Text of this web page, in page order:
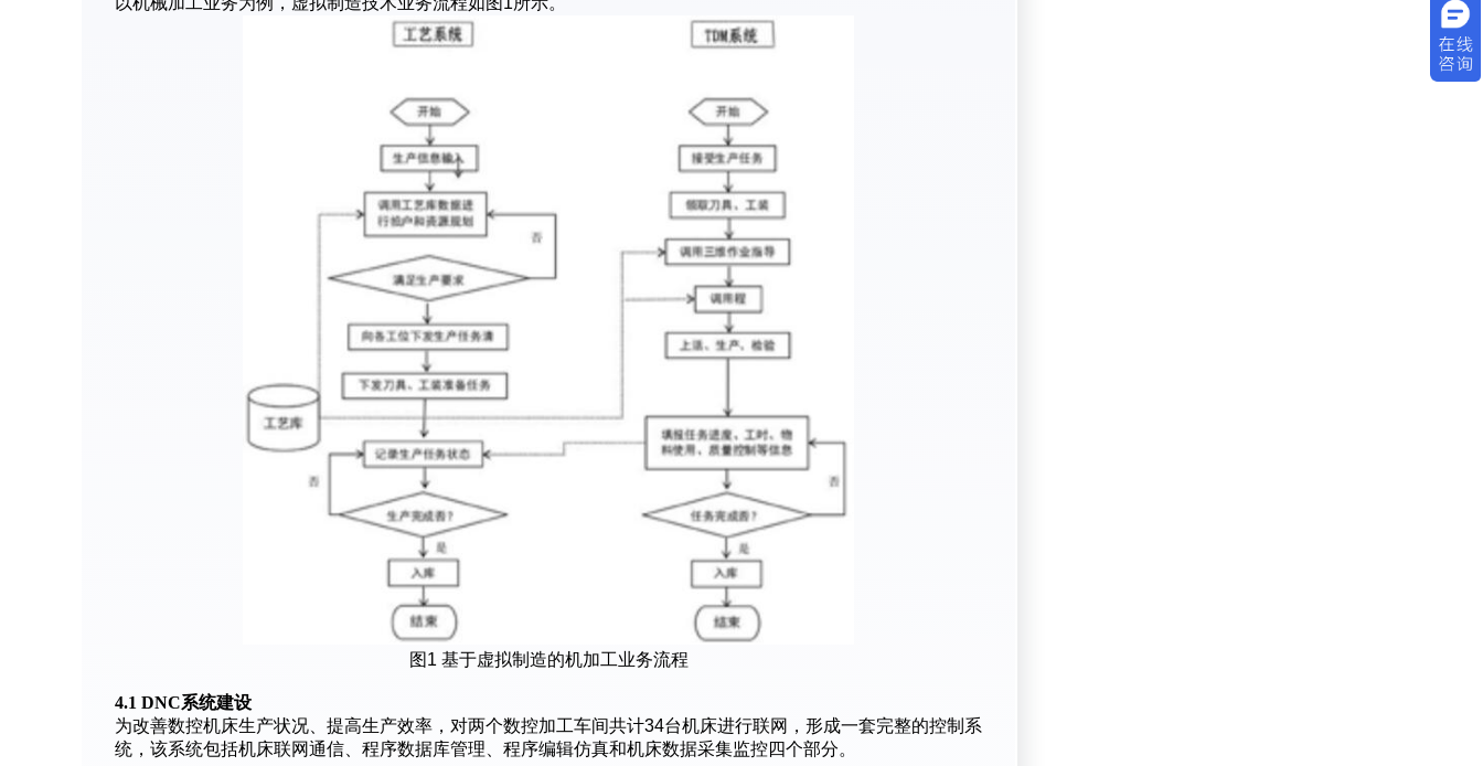
图1 基于虚拟制造的机加工业务流程
4.1 DNC系统建设
为改善数控机床生产状况、提高生产效率，对两个数控加工车间共计34台机床进行联网，形成一套完整的控制系
统，该系统包括机床联网通信、程序数据库管理、程序编辑仿真和机床数据采集监控四个部分。